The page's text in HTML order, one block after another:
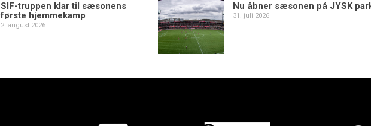
SIF-truppen klar til sæsonens
første hjemmekamp
2. august 2026
Nu åbner sæsonen på JYSK
31. juli 2026